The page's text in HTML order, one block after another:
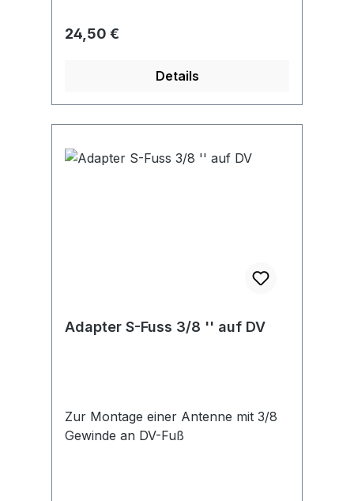
Regulärer Preis:
24,50 €
Details
Adapter S-Fuss 3/8 '' auf DV
Zur Montage einer Antenne mit 3/8
Gewinde an DV-Fuß